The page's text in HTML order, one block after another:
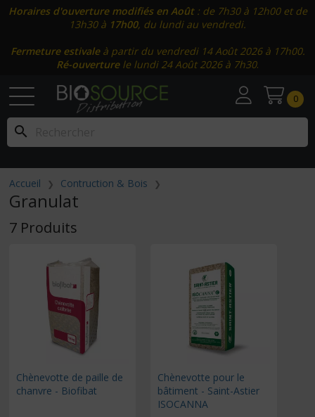
Horaires d'ouverture modifiés en Août: de 7h30 à 12h00 et de
13h30 à 17h00, du lundi au vendredi.
Fermeture estivaleà partir du vendredi 14 Août 2026 à 17h00.
Ré-ouverturele lundi 24 Août 2026 à 7h30.
search
0
Accueil Contruction & Bois
Granulat
7 Produits
Chènevotte de paille de
chanvre - Biofibat
Chènevotte pour le
bâtiment - Saint-Astier
ISOCANNA